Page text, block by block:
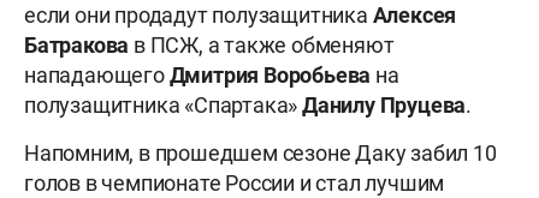
если они продадут полузащитника Алексея
Батракова в ПСЖ, а также обменяют
нападающегоДмитрия Воробьева на
полузащитника «Спартака»Данилу Пруцева.
Напомним, в прошедшем сезоне Даку забил 10
голов в чемпионате России и стал лучшим